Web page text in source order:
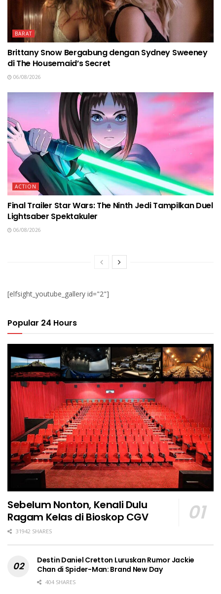
BARAT
Brittany Snow Bergabung dengan Sydney Sweeney
di The Housemaid’s Secret
06/08/2026
ACTION
Final Trailer Star Wars: The Ninth Jedi Tampilkan Duel
Lightsaber Spektakuler
06/08/2026
[elfsight_youtube_gallery id="2"]
Popular 24 Hours
Sebelum Nonton, Kenali Dulu
Ragam Kelas di Bioskop CGV
31942 SHARES
Destin Daniel Cretton Luruskan Rumor Jackie
Chan di Spider-Man: Brand New Day
404 SHARES